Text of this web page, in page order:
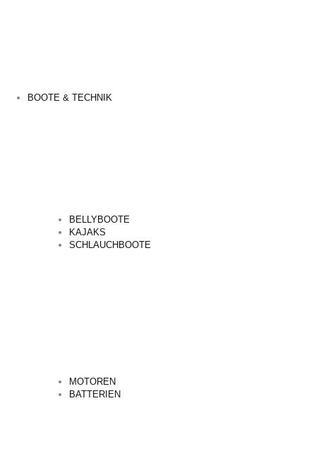
BOOTE & TECHNIK
BELLYBOOTE
KAJAKS
SCHLAUCHBOOTE
MOTOREN
BATTERIEN